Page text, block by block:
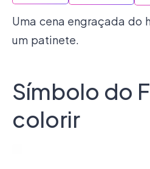
Uma cena engraçada do
um patinete.
Símbolo do
colorir